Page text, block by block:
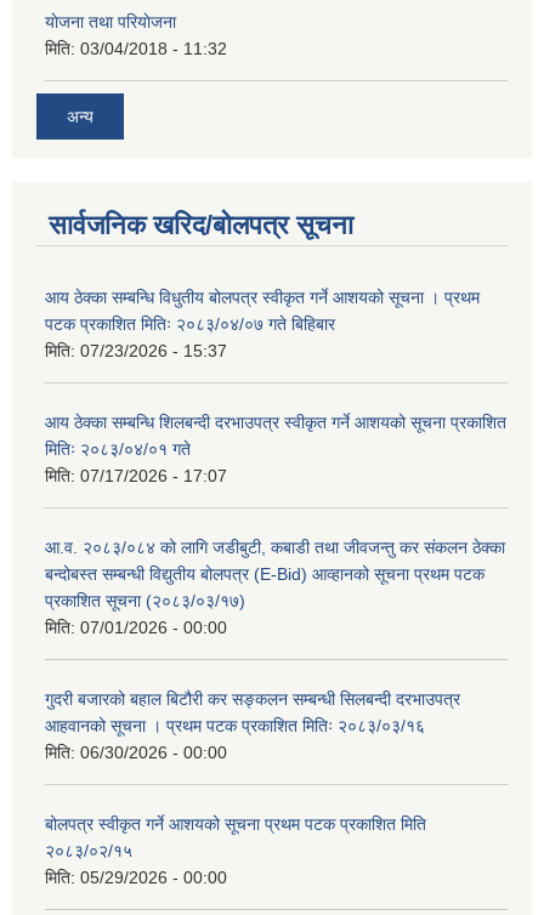
याेजना तथा परियाेजना
मिति: 03/04/2018 - 11:32
अन्य
सार्वजनिक खरिद/बोलपत्र सूचना
आय ठेक्का सम्बन्धि विधुतीय बोलपत्र स्वीकृत गर्ने आशयको सूचना । प्रथम
पटक प्रकाशित मितिः २०८३/०४/०७ गते बिहिबार
मिति: 07/23/2026 - 15:37
आय ठेक्का सम्बन्धि शिलबन्दी दरभाउपत्र स्वीकृत गर्ने आशयको सूचना प्रकाशित
मितिः २०८३/०४/०१ गते
मिति: 07/17/2026 - 17:07
आ.व. २०८३/०८४ को लागि जडीबुटी, कबाडी तथा जीवजन्तु कर संकलन ठेक्का
बन्दोबस्त सम्बन्धी विद्युतीय बोलपत्र (E-Bid) आव्हानको सूचना प्रथम पटक
प्रकाशित सूचना (२०८३/०३/१७)
मिति: 07/01/2026 - 00:00
गुदरी बजारको बहाल बिटौरी कर सङ्कलन सम्बन्धी सिलबन्दी दरभाउपत्र
आहवानको सूचना । प्रथम पटक प्रकाशित मितिः २०८३/०३/१६
मिति: 06/30/2026 - 00:00
बोलपत्र स्वीकृत गर्ने आशयको सूचना प्रथम पटक प्रकाशित मिति
२०८३/०२/१५
मिति: 05/29/2026 - 00:00